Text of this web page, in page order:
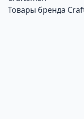
Товары бренда